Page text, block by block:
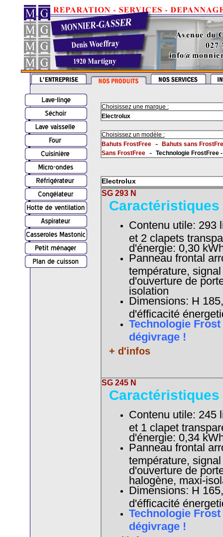
Choisissez une marque :
Electrolux
Choisissez un modèle :
Bahuts FrostFree-
Bahuts sans
Sans FrostFree- Technologie FrostFree
Electrolux
SG 293 N
Contenu utile: 293
et 2 clapets
d'énergie: 0,30
Panneau frontal
température,
d'ouverture de
isolation
Dimensions: H
d'éfficacité
Technologie
dégivrage !
+ d'infos
SG 245 N
Contenu utile: 245
et 1 clapet
d'énergie: 0,34
Panneau frontal
température,
d'ouverture de
halogène, maxi-
Dimensions: H
d'éfficacité
Technologie
dégivrage !